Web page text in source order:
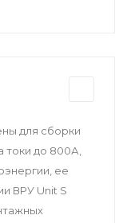
для сборки
токи до 800А,
ее
ВРУ Unit S